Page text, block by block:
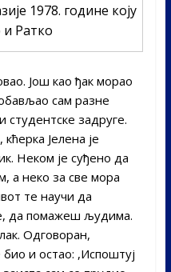
1978. године коју
и Ратко
Још као ђак морао
сам разне
студентске задруге.
Јелена је
Неком је суђено да
а неко за све мора
те научи да
да помажеш људима.
Одговоран,
био и остао: ,Испоштуј